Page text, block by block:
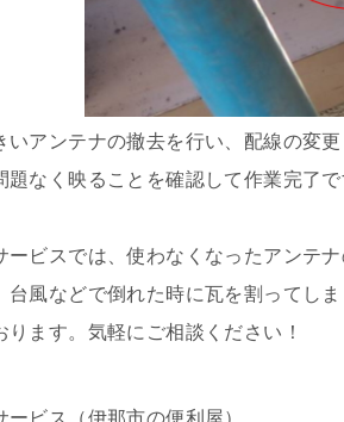
いアンテナの撤去を行い、配線の変更
題なく映ることを確認して作業完了で
ービスでは、使わなくなったアンテ
台風などで倒れた時に瓦を割ってし
ります。気軽にご相談ください！
ービス（伊那市の便利屋）